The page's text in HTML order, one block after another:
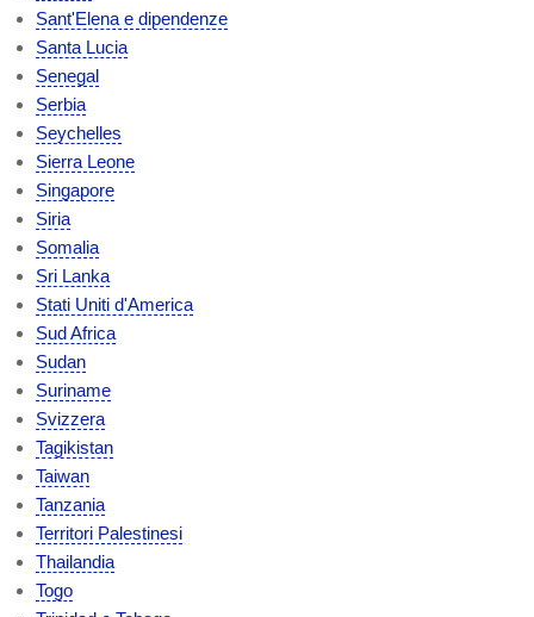
Sant'Elena e dipendenze
Santa Lucia
Senegal
Serbia
Seychelles
Sierra Leone
Singapore
Siria
Somalia
Sri Lanka
Stati Uniti d'America
Sud Africa
Sudan
Suriname
Svizzera
Tagikistan
Taiwan
Tanzania
Territori Palestinesi
Thailandia
Togo